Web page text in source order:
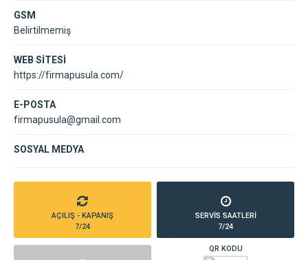
GSM
Belirtilmemiş
WEB SİTESİ
https://firmapusula.com/
E-POSTA
firmapusula@gmail.com
SOSYAL MEDYA
AÇILIŞ - KAPANIŞ
7/24
SERVİS SAATLERİ
7/24
QR KODU